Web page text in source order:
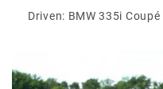
Driven: BMW 335i Coupé